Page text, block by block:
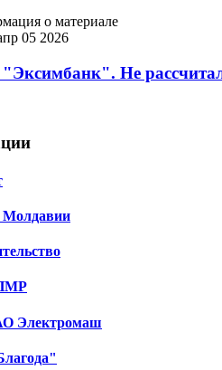
о материале
05 2026
Не
Молдавии
Электромаш